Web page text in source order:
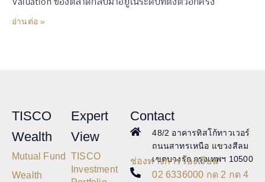
อ่านต่อ »
TISCO
Wealth
Mutual Fund
Wealth
Expert
View
TISCO
Investment
Contact
48/2 อาคารทิสโก้ทาวเวอร์
ถนนสาทรเหนือ แขวงสีลม
เขตบางรัก กรุงเทพฯ 10500
ช่องทางการร้องเรียน
02 6336000 กด 2 กด 4